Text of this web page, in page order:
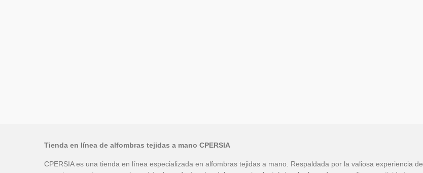
Tienda en línea de alfombras tejidas a mano CPERSIA
CPERSIA es una tienda en línea especializada en alfombras tejidas a mano. Respaldada por la valiosa experiencia de